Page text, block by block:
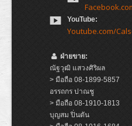
YouTube:
Youtube.com/
ฝ่ายขาย:
ณัฐวุฒิ แสวงศิริผล
> มือถือ 08-1899-5857
อรรถกร ปาณชู
> มือถือ 08-1910-1813
บุญสม ปิ่นตัน